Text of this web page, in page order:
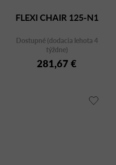
FLEXI CHAIR 125-N1
Dostupné (dodacia lehota 4
týždne)
281,67 €